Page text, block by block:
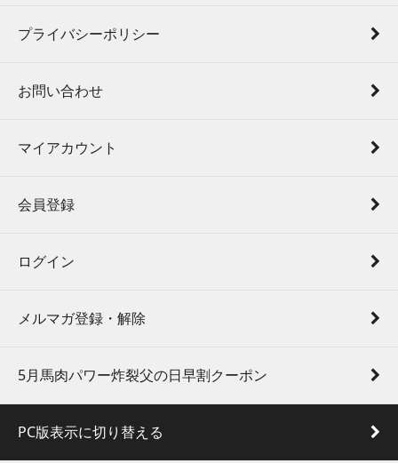
プライバシーポリシー
お問い合わせ
マイアカウント
会員登録
ログイン
メルマガ登録・解除
5月馬肉パワー炸裂父の日早割クーポン
PC版表示に切り替える